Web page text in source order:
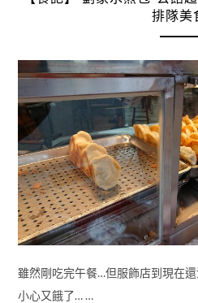
排隊美
雖然剛吃完午餐…但服飾店到現在
小心又餓了… …